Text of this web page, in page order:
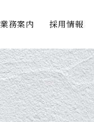
業務案内 採用情報